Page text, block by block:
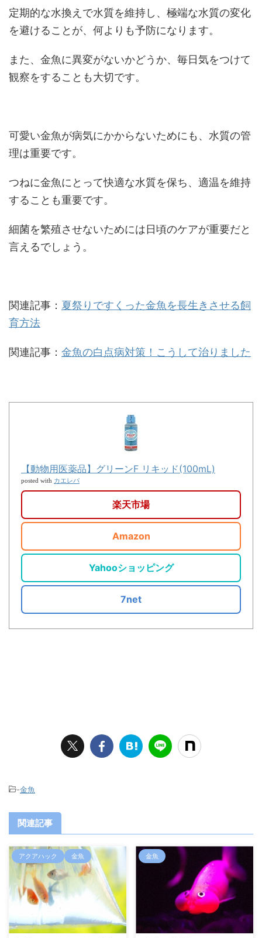
定期的な水換えで水質を維持し、極端な水質の変化
を避けることが、何よりも予防になります。
また、金魚に異変がないかどうか、毎日気をつけて
観察をすることも大切です。
可愛い金魚が病気にかからないためにも、水質の管
理は重要です。
つねに金魚にとって快適な水質を保ち、適温を維持
することも重要です。
細菌を繁殖させないためには日頃のケアが重要だと
言えるでしょう。
関連記事： 夏祭りですくった金魚を長生きさせる飼
育方法
関連記事： 金魚の白点病対策！こうして治りました
【動物用医薬品】グリーンF リキッド(100mL)
posted with カエレバ
楽天市場
Amazon
Yahooショッピング
7net
-金魚
関連記事
アクアハック 金魚 金魚